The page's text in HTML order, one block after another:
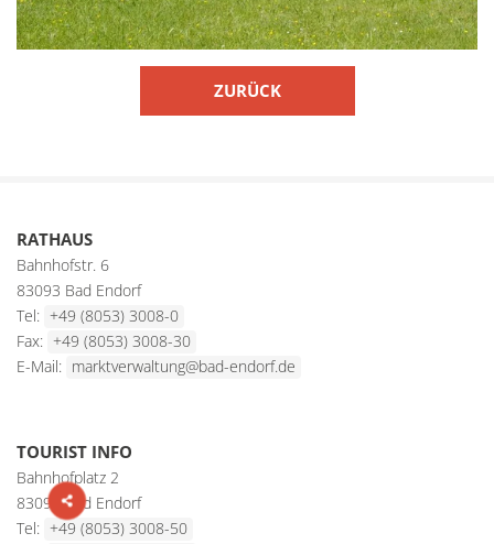
ZURÜCK
RATHAUS
Bahnhofstr. 6
83093 Bad Endorf
Tel: +49 (8053) 3008-0
Fax: +49 (8053) 3008-30
E-Mail: marktverwaltung@bad-endorf.de
TOURIST INFO
Bahnhofplatz 2
83093 Bad Endorf
Tel: +49 (8053) 3008-50